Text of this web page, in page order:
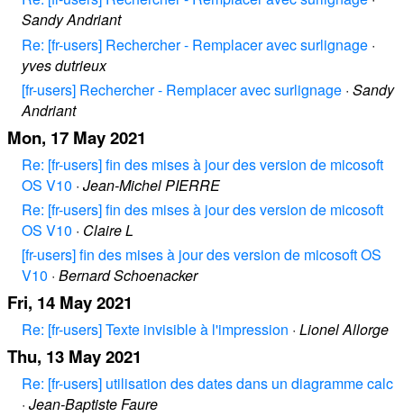
Sandy Andriant
Re: [fr-users] Rechercher - Remplacer avec surlignage ·
yves dutrieux
[fr-users] Rechercher - Remplacer avec surlignage · Sandy
Andriant
Mon, 17 May 2021
Re: [fr-users] fin des mises à jour des version de micosoft
OS V10 · Jean-Michel PIERRE
Re: [fr-users] fin des mises à jour des version de micosoft
OS V10 · Claire L
[fr-users] fin des mises à jour des version de micosoft OS
V10 · Bernard Schoenacker
Fri, 14 May 2021
Re: [fr-users] Texte invisible à l'impression · Lionel Allorge
Thu, 13 May 2021
Re: [fr-users] utilisation des dates dans un diagramme calc
· Jean-Baptiste Faure